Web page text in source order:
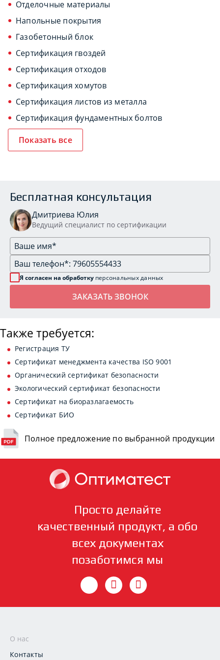
Отделочные материалы
Напольные покрытия
Газобетонный блок
Сертификация гвоздей
Сертификация отходов
Сертификация хомутов
Сертификация листов из металла
Сертификация фундаментных болтов
Показать все
Бесплатная консультация
Дмитриева Юлия
Ведущий специалист по сертификации
Я согласен на обработку персональных данных
Также требуется:
Регистрация ТУ
Сертификат менеджмента качества ISO 9001
Органический сертификат безопасности
Экологический сертификат безопасности
Сертификат на биоразлагаемость
Сертификат БИО
Полное предложение по выбранной продукции
Просто делайте
качественный продукт, а обо
всех документах
позаботимся мы
О нас
Контакты